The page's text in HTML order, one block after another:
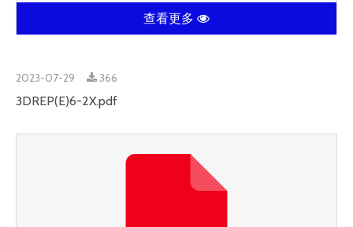
查看更多
2023-07-29 366
3DREP(E)6-2X.pdf